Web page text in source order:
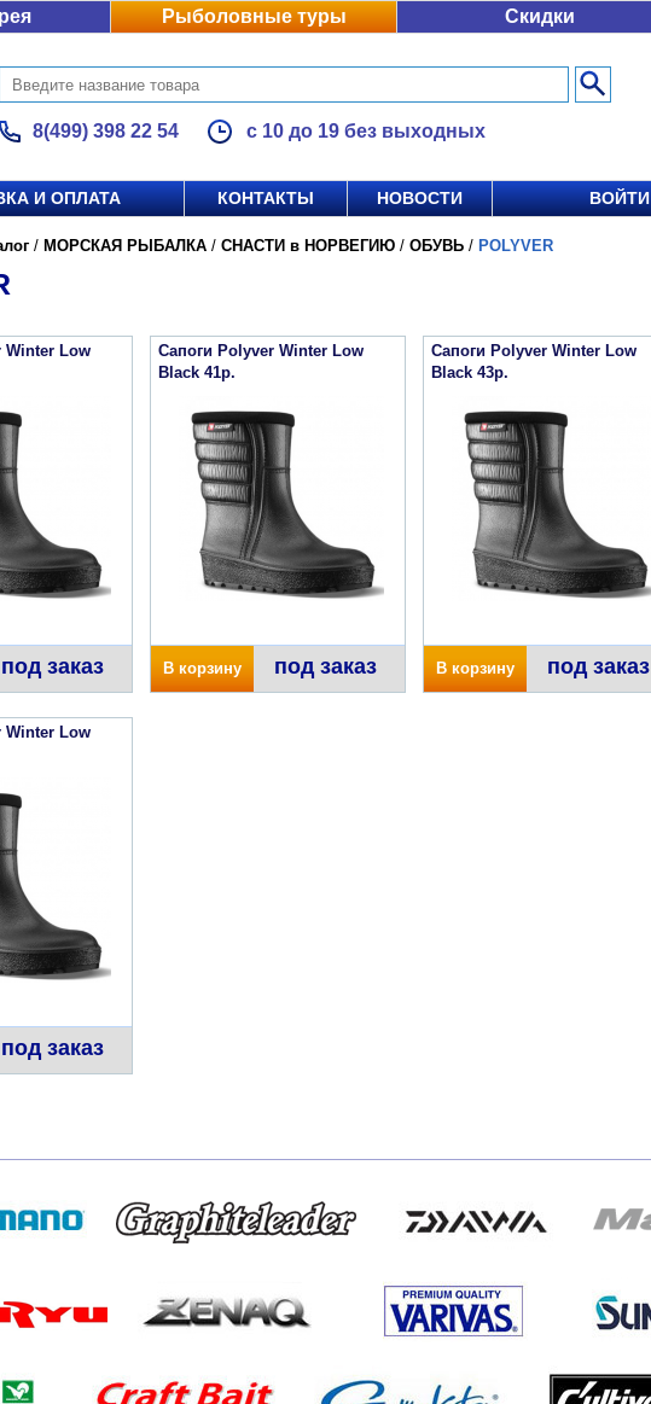
Рыболовные туры Скидки
8(499) 398 22 54 с 10 до 19 без выходных
И ОПЛАТА КОНТАКТЫ НОВОСТИ ВОЙТИ
/ МОРСКАЯ РЫБАЛКА / СНАСТИ в НОРВЕГИЮ / ОБУВЬ / POLYVER
Winter Low
под заказ
Сапоги Polyver Winter Low
Black 41р.
В корзину под заказ
Сапоги Polyver Winter Low
Black 43р.
В корзину под заказ
Winter Low
под заказ